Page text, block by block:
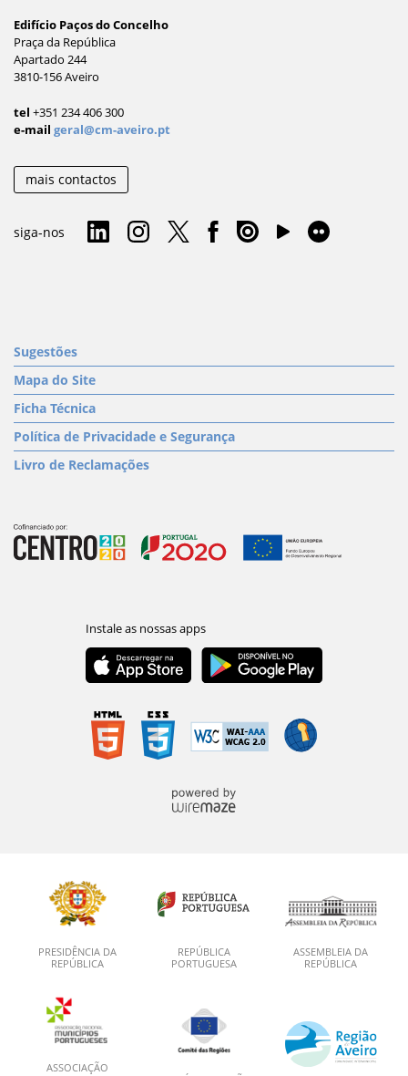
Edifício Paços do Concelho
Praça da República
Apartado 244
3810-156 Aveiro
tel +351 234 406 300
e-mail geral@cm-aveiro.pt
mais contactos
siga-nos
Sugestões
Mapa do Site
Ficha Técnica
Política de Privacidade e Segurança
Livro de Reclamações
PRESIDÊNCIA DA
REPÚBLICA
REPÚBLICA
PORTUGUESA
ASSEMBLEIA DA
REPÚBLICA
ASSOCIAÇÃO